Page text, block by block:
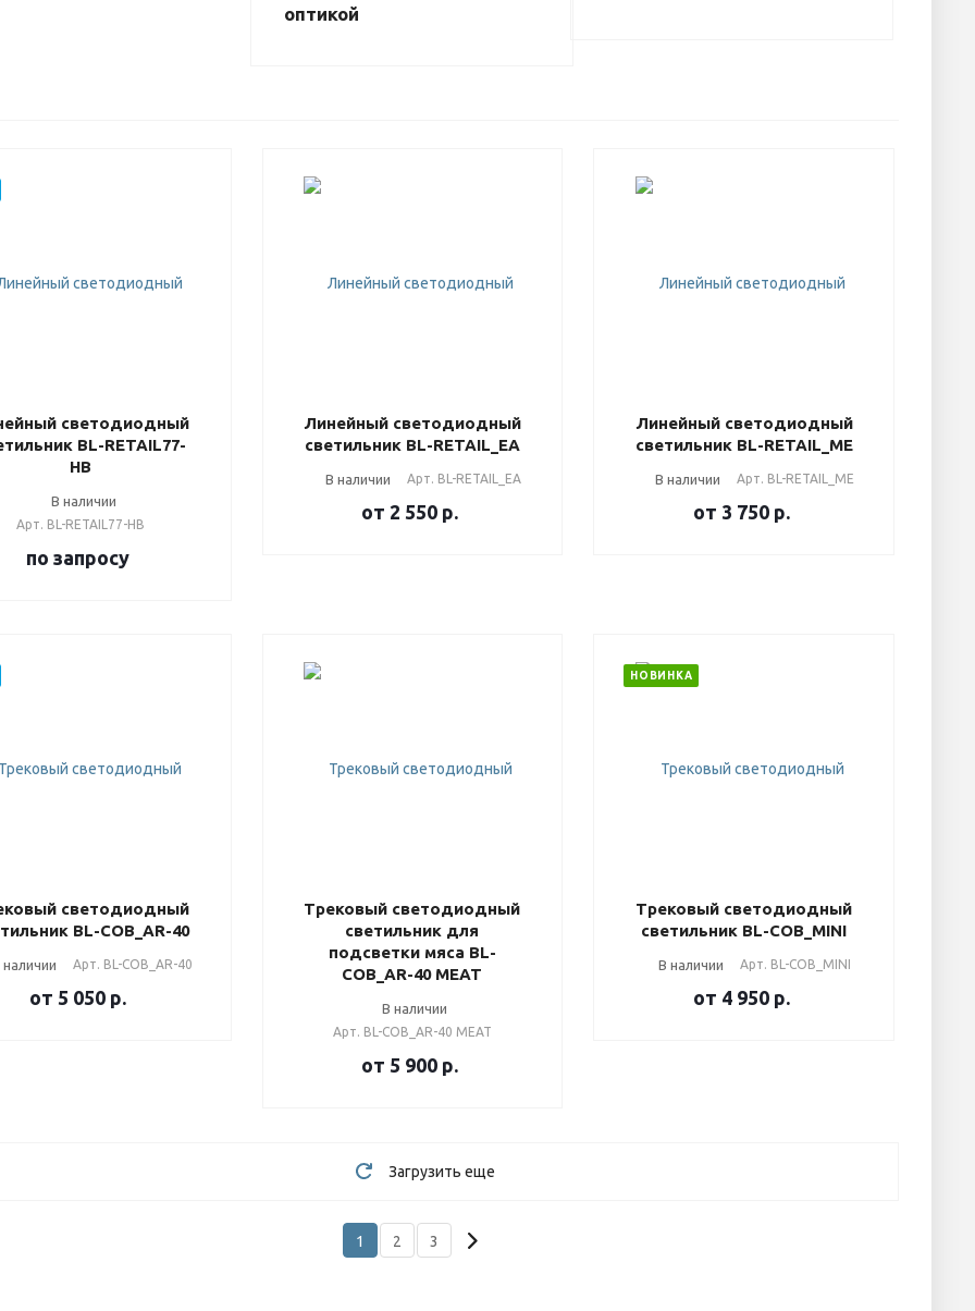
оптикой
светодиодный
BL-RETAIL77-
HB
В наличии
Арт. BL-RETAIL77-HB
по запросу
Линейный светодиодный
светильник BL-RETAIL_EA
В наличии Арт. BL-RETAIL_EA
от 2 550 р.
Линейный светодиодный
светильник BL-RETAIL_ME
В наличии Арт. BL-RETAIL_ME
от 3 750 р.
светодиодный
BL-COB_AR-40
наличии Арт. BL-COB_AR-40
от 5 050 р.
Трековый светодиодный
светильник для
подсветки мяса BL-
COB_AR-40 MEAT
В наличии
Арт. BL-COB_AR-40 MEAT
от 5 900 р.
НОВИНКА
Трековый светодиодный
светильник BL-COB_MINI
В наличии Арт. BL-COB_MINI
от 4 950 р.
Загрузить еще
1 2 3